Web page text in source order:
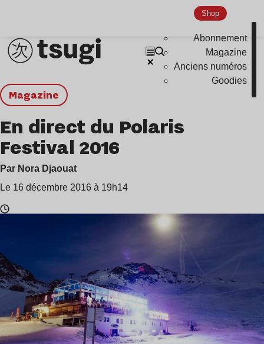
Shop
Abonnement
Magazine
Anciens numéros
Goodies
magazine
En direct du Polaris
Festival 2016
Par Nora Djaouat
Le 16 décembre 2016 à 19h14
:
5
min